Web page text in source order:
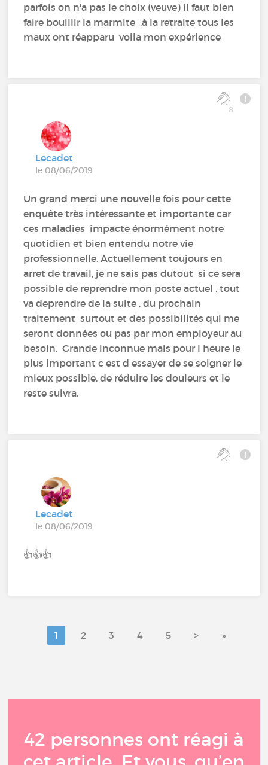
parfois on n'a pas le choix (veuve) il faut bien
faire bouillir la marmite ,à la retraite tous les
maux ont réapparu voila mon expérience
8
Lecadet
le 08/06/2019
Un grand merci une nouvelle fois pour cette
enquête très intéressante et importante car
ces maladies impacte énormément notre
quotidien et bien entendu notre vie
professionnelle. Actuellement toujours en
arret de travail, je ne sais pas dutout si ce sera
possible de reprendre mon poste actuel , tout
va deprendre de la suite , du prochain
traitement surtout et des possibilités qui me
seront données ou pas par mon employeur au
besoin. Grande inconnue mais pour l heure le
plus important c est d essayer de se soigner le
mieux possible, de réduire les douleurs et le
reste suivra.
Lecadet
le 08/06/2019
👍👍👍
1 2 3 4 5 > »
42 personnes ont réagi à